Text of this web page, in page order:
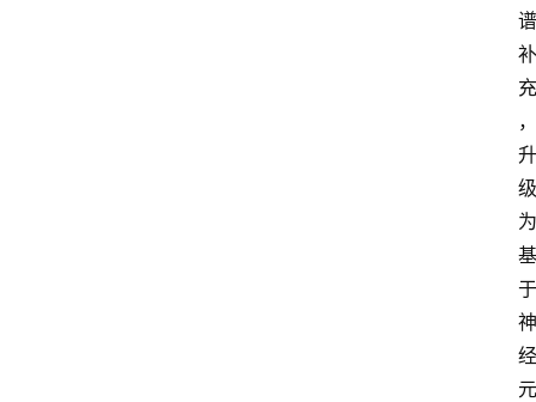
谱
补
充
，
升
级
为
基
于
神
经
元